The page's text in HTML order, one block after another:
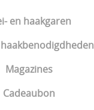
en haakgaren
Magazines
Cadeaubon